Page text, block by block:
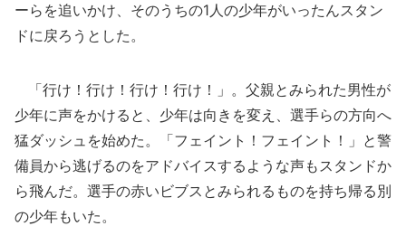
ーらを追いかけ、そのうちの1人の少年がいったんスタン
ドに戻ろうとした。
「行け！行け！行け！行け！」。父親とみられた男性が
少年に声をかけると、少年は向きを変え、選手らの方向へ
猛ダッシュを始めた。「フェイント！フェイント！」と警
備員から逃げるのをアドバイスするような声もスタンドか
ら飛んだ。選手の赤いビブスとみられるものを持ち帰る別
の少年もいた。